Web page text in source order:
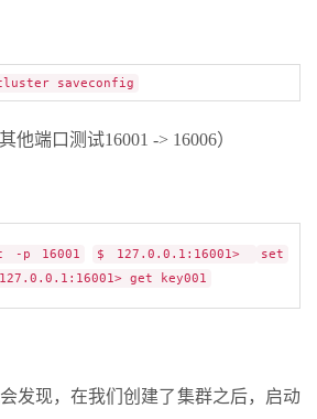
saveconfig
他端口测试16001 -> 16006）
p 16001 $ 127.0.0.1:16001>
set
get key001
发现，在我们创建了集群之后，启动